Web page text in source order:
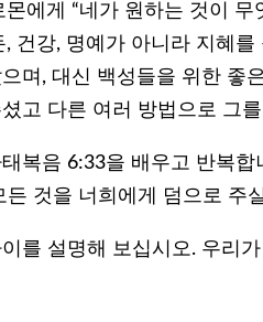
몬에게 “네가 원하는 것이
, 건강, 명예가 아니라 지혜
며, 대신 백성들을 위한 좋
고 다른 여러 방법으로 그
복음 6:33을 배우고 반복
든 것을 너희에게 덤으로 주
를 설명해 보십시오. 우리